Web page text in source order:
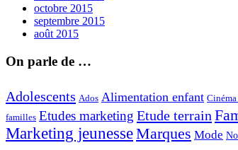
octobre 2015
septembre 2015
août 2015
On parle de …
Adolescents Ados Alimentation enfant
familles Etudes marketing Etude terrain
Marketing jeunesseMarques Mode